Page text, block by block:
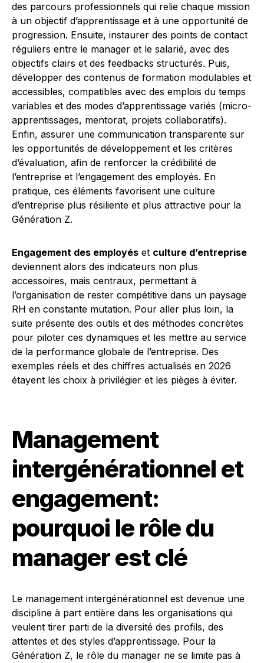
des parcours professionnels qui relie chaque mission
à un objectif d’apprentissage et à une opportunité de
progression. Ensuite, instaurer des points de contact
réguliers entre le manager et le salarié, avec des
objectifs clairs et des feedbacks structurés. Puis,
développer des contenus de formation modulables et
accessibles, compatibles avec des emplois du temps
variables et des modes d’apprentissage variés (micro-
apprentissages, mentorat, projets collaboratifs).
Enfin, assurer une communication transparente sur
les opportunités de développement et les critères
d’évaluation, afin de renforcer la crédibilité de
l’entreprise et l’engagement des employés. En
pratique, ces éléments favorisent une culture
d’entreprise plus résiliente et plus attractive pour la
Génération Z.
Engagement des employés et culture d’entreprise
deviennent alors des indicateurs non plus
accessoires, mais centraux, permettant à
l’organisation de rester compétitive dans un paysage
RH en constante mutation. Pour aller plus loin, la
suite présente des outils et des méthodes concrètes
pour piloter ces dynamiques et les mettre au service
de la performance globale de l’entreprise. Des
exemples réels et des chiffres actualisés en 2026
étayent les choix à privilégier et les pièges à éviter.
Management
intergénérationnel et
engagement:
pourquoi le rôle du
manager est clé
Le management intergénérationnel est devenue une
discipline à part entière dans les organisations qui
veulent tirer parti de la diversité des profils, des
attentes et des styles d’apprentissage. Pour la
Génération Z, le rôle du manager ne se limite pas à